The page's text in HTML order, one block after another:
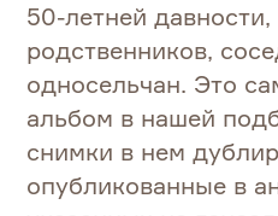
50-летней
родственников,
односельчан. Это
альбом в нашей
снимки в нем
опубликованные в